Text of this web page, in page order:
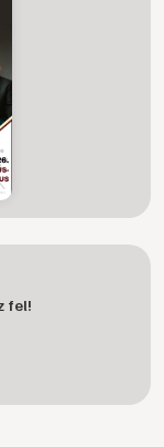
fel!